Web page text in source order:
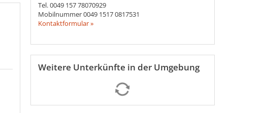
Tel.0049 157 78070929
Mobilnummer0049 1517 0817531
Kontaktformular »
Weitere Unterkünfte in der Umgebung